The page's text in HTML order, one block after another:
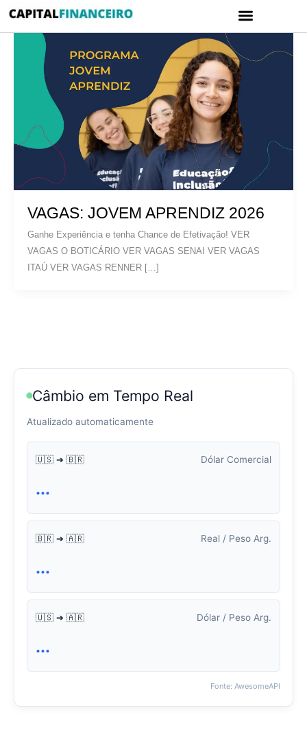
Menu
VAGAS: JOVEM APRENDIZ 2026
Ganhe Experiência e tenha Chance de Efetivação! VER
VAGAS O BOTICÁRIO VER VAGAS SENAI VER VAGAS
ITAÚ VER VAGAS RENNER […]
Câmbio em Tempo Real
Atualizado automaticamente
🇺🇸 ➔ 🇧🇷 Dólar Comercial
...
🇧🇷 ➔ 🇦🇷 Real / Peso Arg.
...
🇺🇸 ➔ 🇦🇷 Dólar / Peso Arg.
...
Fonte: AwesomeAPI